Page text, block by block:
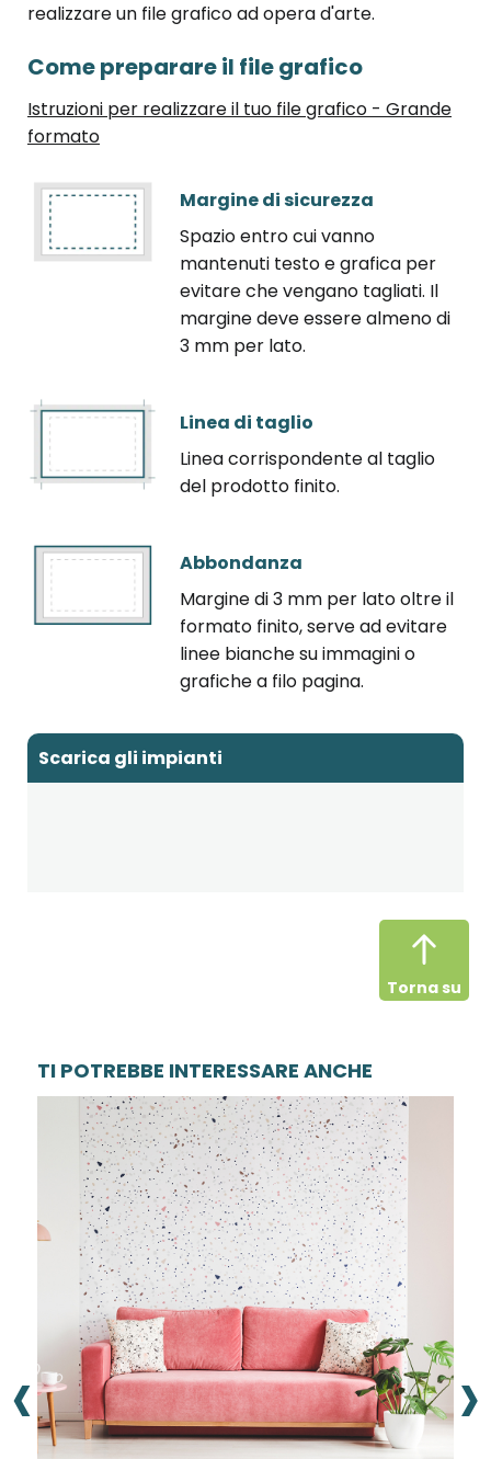
realizzare un file grafico ad opera d'arte.
Come preparare il file grafico
Istruzioni per realizzare il tuo file grafico - Grande
formato
Margine di sicurezza
Spazio entro cui vanno
mantenuti testo e grafica per
evitare che vengano tagliati. Il
margine deve essere almeno di
3 mm per lato.
Linea di taglio
Linea corrispondente al taglio
del prodotto finito.
Abbondanza
Margine di 3 mm per lato oltre il
formato finito, serve ad evitare
linee bianche su immagini o
grafiche a filo pagina.
Scarica gli impianti
Torna su
TI POTREBBE INTERESSARE ANCHE
‹ ›